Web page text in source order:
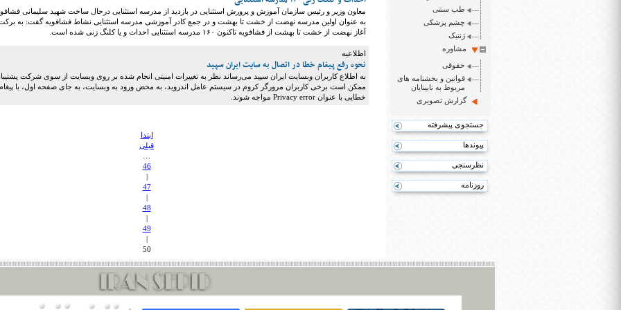
طب سنتی
چشم پزشکی
ژنتیک
مشاوره
حقوقی
قوانین و بخشنامه های
مربوط به نابینایان
گزارش تصویری
جستجوی پیشرفته
پیوندها
نظرسنجی
روزنامه
معاون وزیر و رئیس سازمان آموزش و پرورش استثنایی در بازدید از مدرسه استثنایی درحال ساخت شهید سلیمانی
به عنوان اولین مدرسه نهضت از خشت تا بهشت و در جمع کادر آموزشی مدرسه استثنایی نشاط فشافویه گفت: به
آغاز نهضت از خشت تا بهشت از فشافویه تاکنون ۱۶۰ مدرسه استثنایی احداث و یا کلنگ زنی شده است.
اطلاعیه
نحوه رفع پیغام خطا در اتصال به سایت ایران سپید
به اطلاع کاربران وبسایت ایران سپید می‌رساند نظر به تغییرات امنیتی انجام شده بر روی وبسایت از سوی شرکت
ممکن است برخی کاربران مرورگر کروم در سیستم عامل اندروید، به محض ورود به وبسایت، به جای صفحه اول، با
خطایی با عنوان Privacy error مواجه شوند.
ابتدا
قبلی
46
|
47
|
48
|
49
|
50